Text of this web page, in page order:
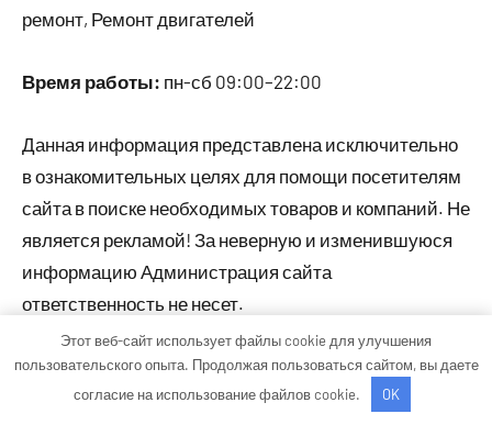
ремонт, Ремонт двигателей
Время работы: пн-сб 09:00–22:00
Данная информация представлена исключительно
в ознакомительных целях для помощи посетителям
сайта в поиске необходимых товаров и компаний. Не
является рекламой! За неверную и изменившуюся
информацию Администрация сайта
ответственность не несет.
Тема WordPress: Occasio от ThemeZee.
Этот веб-сайт использует файлы cookie для улучшения
пользовательского опыта. Продолжая пользоваться сайтом, вы даете
согласие на использование файлов cookie.
OK